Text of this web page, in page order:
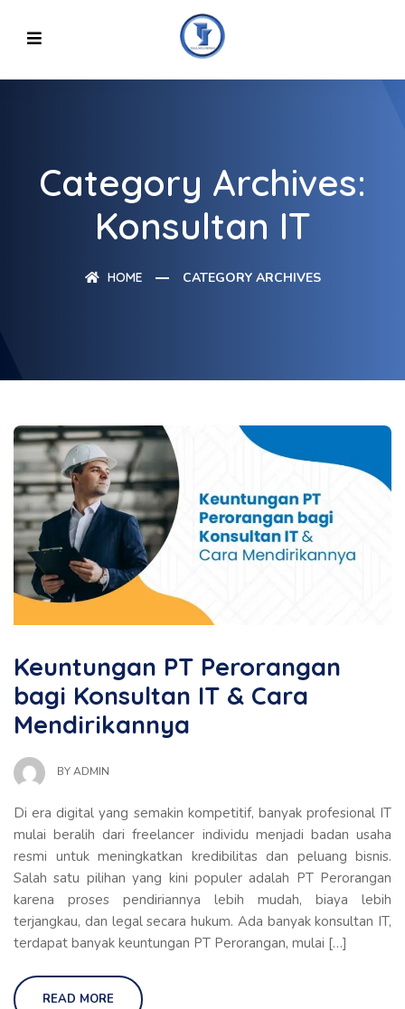
Category Archives:
Konsultan IT
HOME CATEGORY ARCHIVES
Keuntungan PT Perorangan
bagi Konsultan IT & Cara
Mendirikannya
BYADMIN
Di era digital yang semakin kompetitif, banyak profesional IT
mulai beralih dari freelancer individu menjadi badan usaha
resmi untuk meningkatkan kredibilitas dan peluang bisnis.
Salah satu pilihan yang kini populer adalah PT Perorangan
karena proses pendiriannya lebih mudah, biaya lebih
terjangkau, dan legal secara hukum. Ada banyak konsultan IT,
terdapat banyak keuntungan PT Perorangan, mulai […]
READ MORE